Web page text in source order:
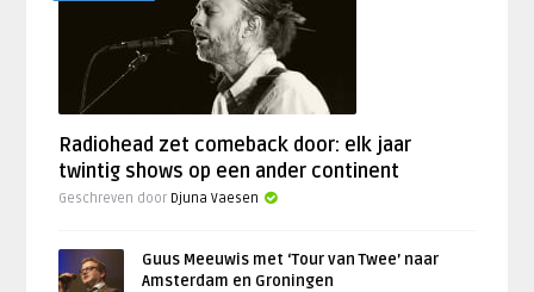
Radiohead zet comeback door: elk jaar
twintig shows op een ander continent
Geschreven door Djuna Vaesen
Guus Meeuwis met ‘Tour van Twee’ naar
Amsterdam en Groningen